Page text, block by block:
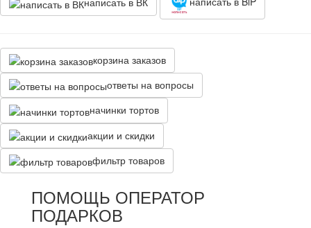
корзина заказов
ответы на вопросы
начинки тортов
акции и скидки
фильтр товаров
ПОМОЩЬ ОПЕРАТОР
ПОДАРКОВ